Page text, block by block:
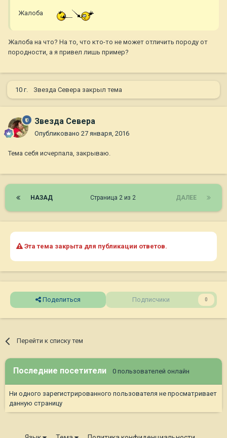
Жалоба
Жалоба на что? На то, что кто-то не может отличить породу от
породности, а я привел лишь пример?
10 г. Звезда Севера закрыл тема
Звезда Севера
Опубликовано 27 января, 2016
Тема себя исчерпала, закрываю.
НАЗАД ДАЛЕЕ
Страница 2 из 2
Эта тема закрыта для публикации ответов.
Поделиться Подписчики 0
Перейти к списку тем
Последние посетители 0 пользователей онлайн
Ни одного зарегистрированного пользователя не просматривает
данную страницу